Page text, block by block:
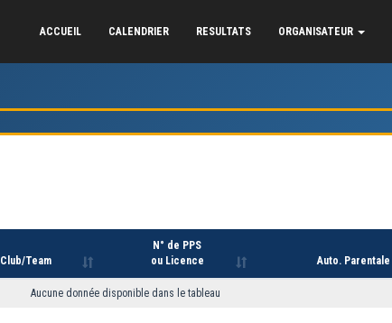
ACCUEIL CALENDRIER RESULTATS ORGANISATEUR
Club/Team
N° de PPS
ou Licence
Auto. Parentale
Aucune donnée disponible dans le tableau